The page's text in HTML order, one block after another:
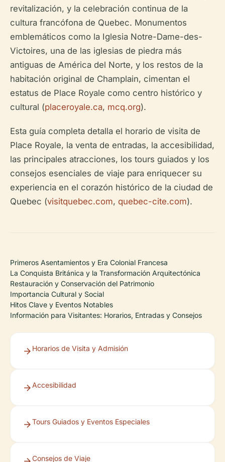
revitalización, y la celebración continua de la
cultura francófona de Quebec. Monumentos
emblemáticos como la Iglesia Notre-Dame-des-
Victoires, una de las iglesias de piedra más
antiguas de América del Norte, y los restos de la
habitación original de Champlain, cimentan el
estatus de Place Royale como centro histórico y
cultural (placeroyale.ca, mcq.org).
Esta guía completa detalla el horario de visita de
Place Royale, la venta de entradas, la accesibilidad,
las principales atracciones, los tours guiados y los
consejos esenciales de viaje para enriquecer su
experiencia en el corazón histórico de la ciudad de
Quebec (visitquebec.com, quebec-cite.com).
Primeros Asentamientos y Era Colonial Francesa
La Conquista Británica y la Transformación Arquitectónica
Restauración y Conservación del Patrimonio
Importancia Cultural y Social
Hitos Clave y Eventos Notables
Información para Visitantes: Horarios, Entradas y Consejos
Horarios de Visita y Admisión
Accesibilidad
Tours Guiados y Eventos Especiales
Consejos de Viaje